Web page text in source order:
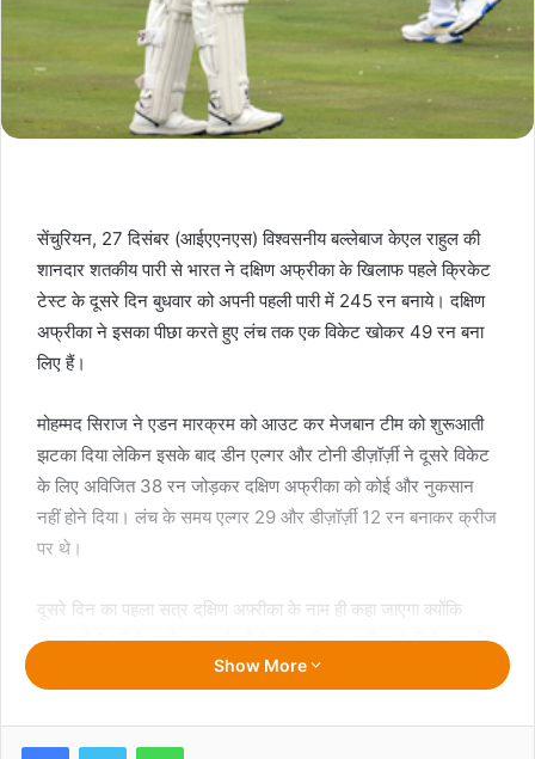
सेंचुरियन, 27 दिसंबर (आईएएनएस) विश्वसनीय बल्लेबाज केएल राहुल की
शानदार शतकीय पारी से भारत ने दक्षिण अफ्रीका के खिलाफ पहले क्रिकेट
टेस्ट के दूसरे दिन बुधवार को अपनी पहली पारी में 245 रन बनाये। दक्षिण
अफ्रीका ने इसका पीछा करते हुए लंच तक एक विकेट खोकर 49 रन बना
लिए हैं।
मोहम्मद सिराज ने एडन मारक्रम को आउट कर मेजबान टीम को शुरूआती
झटका दिया लेकिन इसके बाद डीन एल्गर और टोनी डीज़ॉर्ज़ी ने दूसरे विकेट
के लिए अविजित 38 रन जोड़कर दक्षिण अफ्रीका को कोई और नुकसान
नहीं होने दिया। लंच के समय एल्गर 29 और डीज़ॉर्ज़ी 12 रन बनाकर क्रीज
पर थे।
दूसरे दिन का पहला सत्र दक्षिण अफ़्रीका के नाम ही कहा जाएगा क्योंकि
भारत को 245 के स्कोर पर समेटने के बाद दक्षिण अफ़्रीका ने सिर्फ़ एक ही
विकेट खोया है। ज़ॉर्ज़ी और एल्गर के बीच अब तक 38 रनों की साझेदारी हो
सूझबूझ भरी बल्लेबाज़ी की और विपक्षी टीम के कप्तान रोहित शर्मा को पहले
Show More
FacebookTwitter WhatsApp